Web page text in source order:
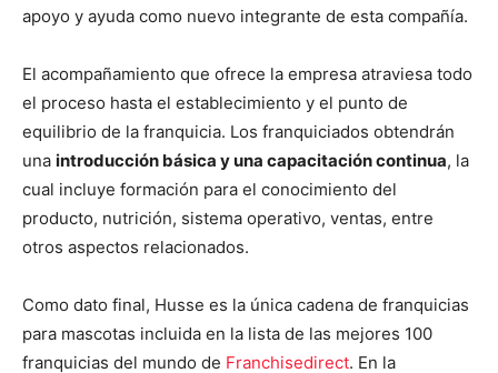
apoyo y ayuda como nuevo integrante de esta compañía.
El acompañamiento que ofrece la empresa atraviesa todo
el proceso hasta el establecimiento y el punto de
equilibrio de la franquicia. Los franquiciados obtendrán
una introducción básica y una capacitación continua, la
cual incluye formación para el conocimiento del
producto, nutrición, sistema operativo, ventas, entre
otros aspectos relacionados.
Como dato final, Husse es la única cadena de franquicias
para mascotas incluida en la lista de las mejores 100
franquicias del mundo de Franchisedirect. En la